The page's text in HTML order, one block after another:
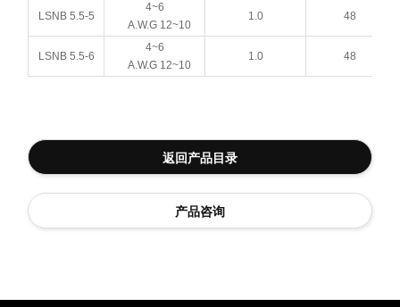
LSNB 5.5-5
4~6
A.W.G 12~10
1.0 48
LSNB 5.5-6
4~6
A.W.G 12~10
1.0 48
返回产品目录
产品咨询